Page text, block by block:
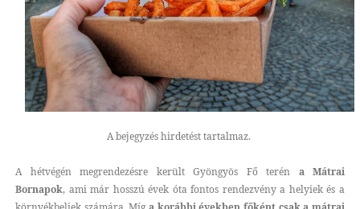
A bejegyzés hirdetést tartalmaz.
A hétvégén megrendezésre került Gyöngyös Fő terén a Mátrai
Bornapok, ami már hosszú évek óta fontos rendezvény a helyiek és a